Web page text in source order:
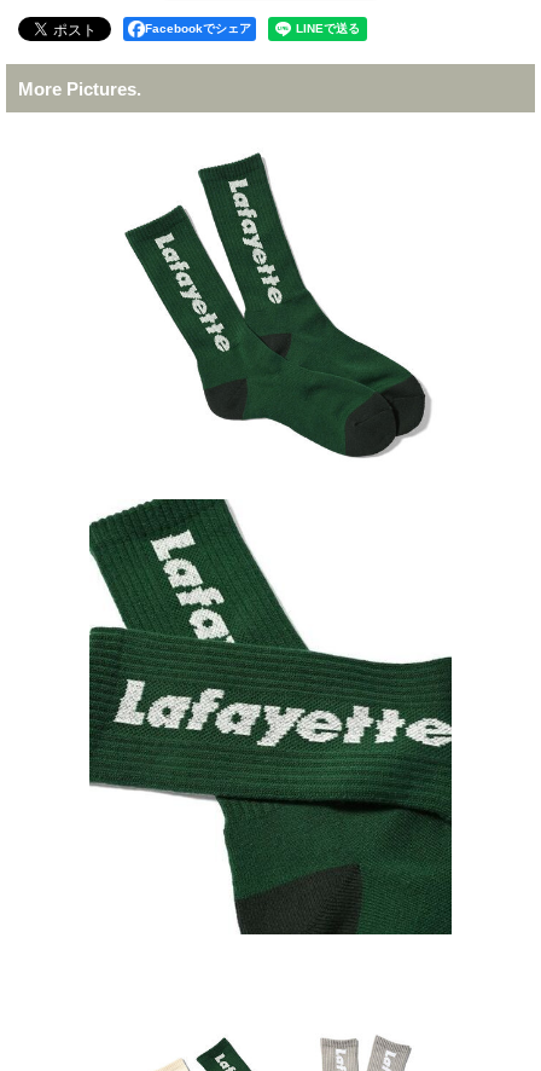
Facebookでシェア
More Pictures.